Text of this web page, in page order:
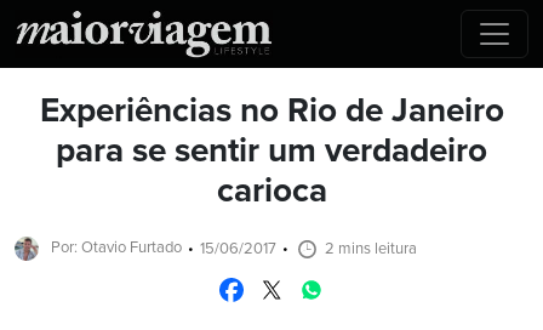
Experiências no Rio de Janeiro
para se sentir um verdadeiro
carioca
Por: Otavio Furtado 15/06/2017 2 mins leitura